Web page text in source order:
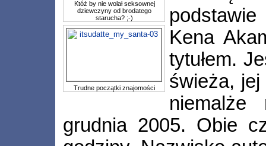
Któż by nie wolał seksownej
dziewczyny od brodatego
starucha? ;-)
Trudne początki znajomości
Kena
tytułem.
świeża, jej
grudnia 2005. Obie